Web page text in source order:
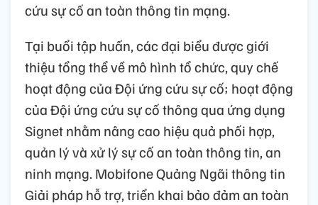
cứu sự cố an toàn thông tin mạng.
Tại buổi tập huấn, các đại biểu được giới
thiệu tổng thể về mô hình tổ chức, quy chế
hoạt động của Đội ứng cứu sự cố; hoạt động
của Đội ứng cứu sự cố thông qua ứng dụng
Signet nhằm nâng cao hiệu quả phối hợp,
quản lý và xử lý sự cố an toàn thông tin, an
ninh mạng. Mobifone Quảng Ngãi thông tin
Giải pháp hỗ trợ, triển khai bảo đảm an toàn